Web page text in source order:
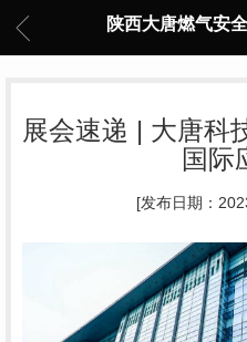
陕西大唐燃气安
展会速递 | 大唐科
国际
[发布日期：